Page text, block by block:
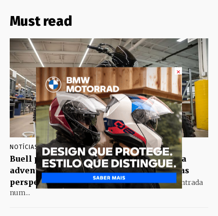
Must read
NOTÍCIAS AGOSTO 7, 2026
Buell pode estar a preparar a sua primeira
adventure: conceito “The Goat” abre novas
perspetivas A Buell poderá estar a preparar a entrada
num...
×